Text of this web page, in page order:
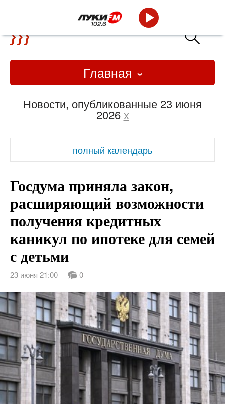
Главная
Новости, опубликованные 23 июня
2026 x
полный календарь
Госдума приняла закон,
расширяющий возможности
получения кредитных
каникул по ипотеке для семей
с детьми
23 июня 21:00 0